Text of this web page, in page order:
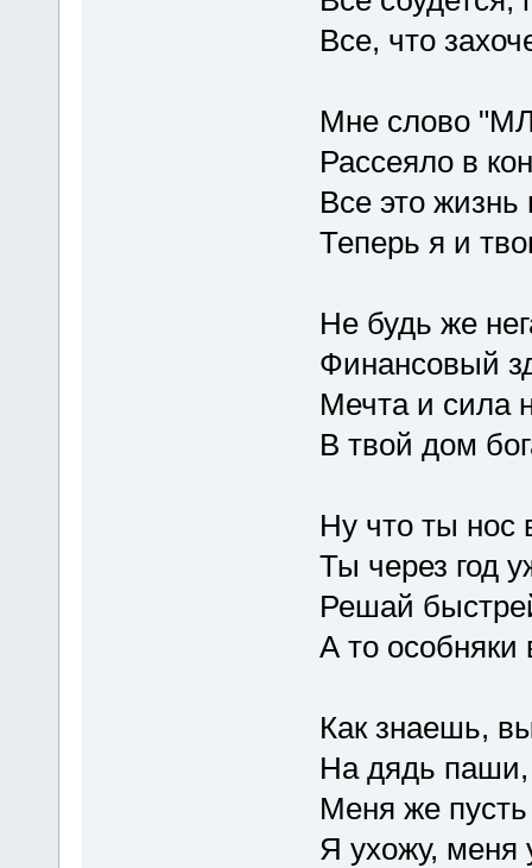
Все, что
Мне слово
Рассеяло в
Все это
Теперь я и
Не будь же
Финансовый
Мечта и сила
В твой дом
Ну что ты нос
Ты через год
Решай
А то особняки
Как знаешь,
На дядь паши,
Меня же пусть
Я ухожу, меня